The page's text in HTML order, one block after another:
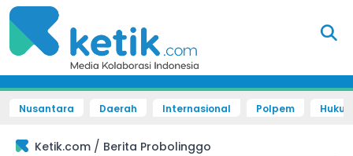
Nusantara Daerah Internasional Polpem
Ketik.com / Berita Probolinggo